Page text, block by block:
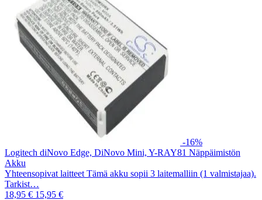
-16%
Logitech diNovo Edge, DiNovo Mini, Y-RAY81 Näppäimistön
Akku
Yhteensopivat laitteet Tämä akku sopii 3 laitemalliin (1 valmistajaa).
Tarkist…
18,95 € 15,95 €